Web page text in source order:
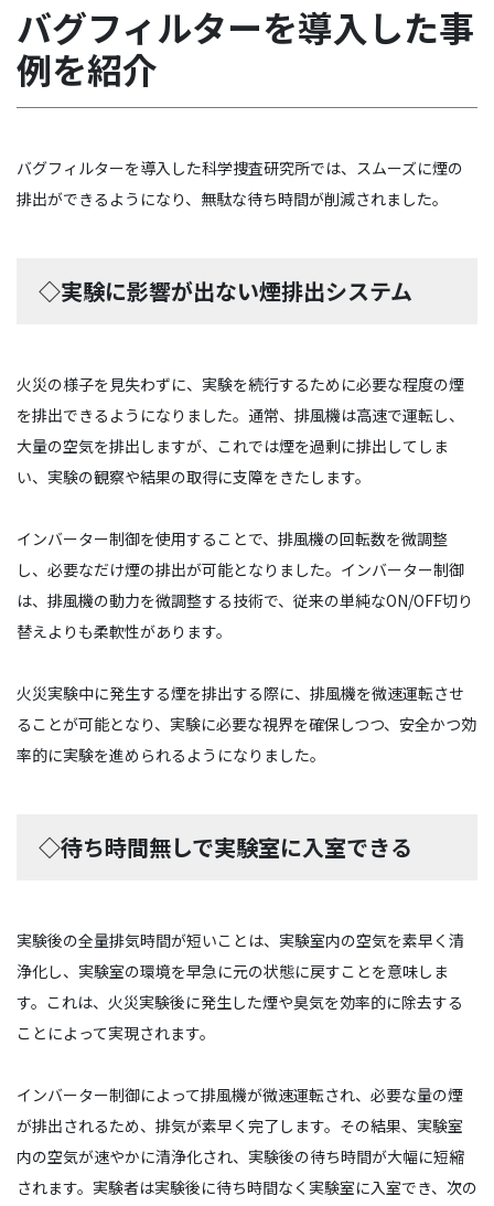
バグフィルターを導入した事
例を紹介
バグフィルターを導入した科学捜査研究所では、スムーズに煙の
排出ができるようになり、無駄な待ち時間が削減されました。
◇実験に影響が出ない煙排出システム
火災の様子を見失わずに、実験を続行するために必要な程度の煙
を排出できるようになりました。通常、排風機は高速で運転し、
大量の空気を排出しますが、これでは煙を過剰に排出してしま
い、実験の観察や結果の取得に支障をきたします。
インバーター制御を使用することで、排風機の回転数を微調整
し、必要なだけ煙の排出が可能となりました。インバーター制御
は、排風機の動力を微調整する技術で、従来の単純なON/OFF切り
替えよりも柔軟性があります。
火災実験中に発生する煙を排出する際に、排風機を微速運転させ
ることが可能となり、実験に必要な視界を確保しつつ、安全かつ効
率的に実験を進められるようになりました。
◇待ち時間無しで実験室に入室できる
実験後の全量排気時間が短いことは、実験室内の空気を素早く清
浄化し、実験室の環境を早急に元の状態に戻すことを意味しま
す。これは、火災実験後に発生した煙や臭気を効率的に除去する
ことによって実現されます。
インバーター制御によって排風機が微速運転され、必要な量の煙
が排出されるため、排気が素早く完了します。その結果、実験室
内の空気が速やかに清浄化され、実験後の待ち時間が大幅に短縮
されます。実験者は実験後に待ち時間なく実験室に入室でき、次の